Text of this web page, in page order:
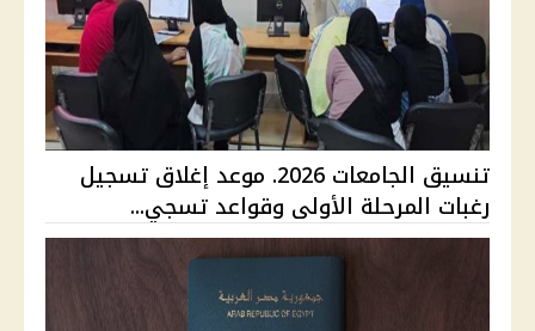
تنسيق الجامعات 2026. موعد إغلاق تسجيل
رغبات المرحلة الأولى وقواعد تسجي...